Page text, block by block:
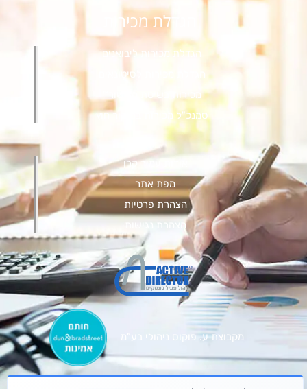
הגדלת מכירות
הגדלת מכירות ליבואנים
הגדלת מכירות לסיטונאים
מכירות בשיטת הגישור™
סמנכ"ל מכירות במיקור חוץ
אודות עמיר קרן
מפת אתר
הצהרת פרטיות
הצהרת נגישות
מקבוצת ע. פוקוס ניהולי בע”מ